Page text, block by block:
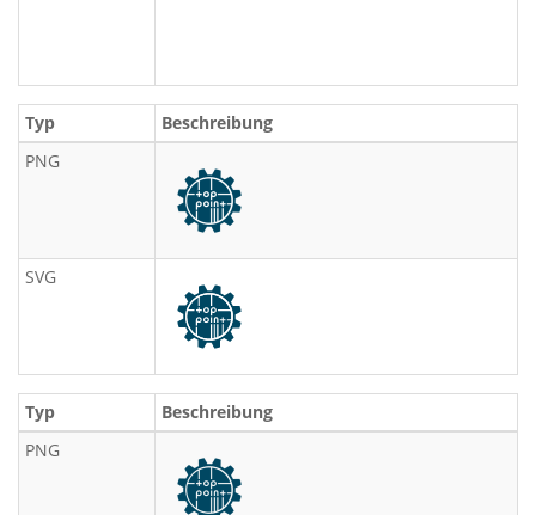
Typ
Beschreibung
PNG
SVG
Typ
Beschreibung
PNG